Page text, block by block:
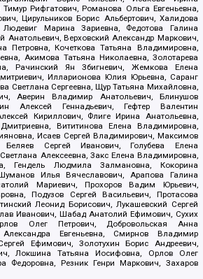
Рифгатович, Романова Ольга Евгеньевна,
Цирульников Борис Альбертович, Халидова
Марина Зариевна, Федотова Галина
Анатольевич, Верховский Александр Маркович,
Петровна, Кочеткова Татьяна Владимировна,
Акимова Татьяна Николаевна, Золотарева
Рачинский Ян Збигневич, Жемкова Елена
Илларионова Юлия Юрьевна, Саранг
Светлана Сергеевна, Щур Татьяна Михайловна,
Аверин Владимир Анатольевич, Блинушов
Алексей Геннадьевич, Гефтер Валентин
Кириллович, Флиге Ирина Анатольевна,
Вититинова Елена Владимировна,
Исаев Сергей Владимирович, Максимов
Беляев Сергей Иванович, Голубева Елена
Алексеевна, Закс Елена Владимировна,
Гендель Людмила Залмановна, Кокорина
Илья Вячеславович, Арапова Галина
Мариевич, Прохоров Вадим Юрьевич,
Подузов Сергей Васильевич, Протасова
Леонид Борисович, Лукашевский Сергей
Иванович, Шабад Анатолий Ефимович, Сухих
Олег Петрович, Добровольская Анна
Евгеньевна, Смирнов Владимир
Ефимович, Золотухин Борис Андреевич,
Локшина Татьяна Иосифовна, Орлов Олег
Федоровна, Резник Генри Маркович, Захаров